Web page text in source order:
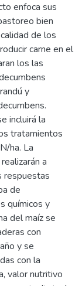
enfoca sus
bien
de los
carne en el
los las
y
incluirá la
tratamientos
ha. La
a
respuestas
de
químicos y
del maíz se
con
y se
con la
valor nutritivo